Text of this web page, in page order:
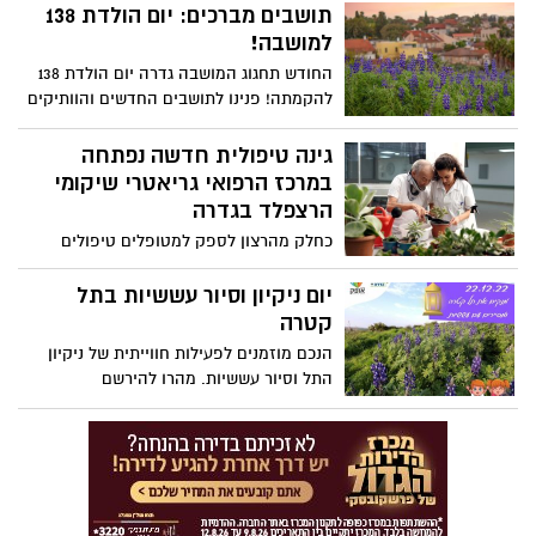
ז"ל, לוחם סיירת גבעתי שנהרג בפעילות
מבצעית. לרגל שינויים בהסדרי התנועה,
תושבים מברכים: יום הולדת 138
למושבה!
החודש תחגוג המושבה גדרה יום הולדת 138
להקמתה! פנינו לתושבים החדשים והוותיקים
שביקשו לאחל מזל טוב ולציין מדוע בחרו לגור
דווקא במושבה
גינה טיפולית חדשה נפתחה
במרכז הרפואי גריאטרי שיקומי
הרצפלד בגדרה
כחלק מהרצון לספק למטופלים טיפולים
מגוונים ומותאמים אישית, נחנכה לאחרונה
במרכז הרפואי גריאטרי שיקומי הרצפלד
מקבוצת כללית גינה טיפולית חדשה. הגינה
הנהלת בית החולים שדאגה להקצאת
משאבים רבים להקמתה
יום ניקיון וסיור עששיות בתל
קטרה
הנכם מוזמנים לפעילות חווייתית של ניקיון
התל וסיור עששיות. מהרו להירשם